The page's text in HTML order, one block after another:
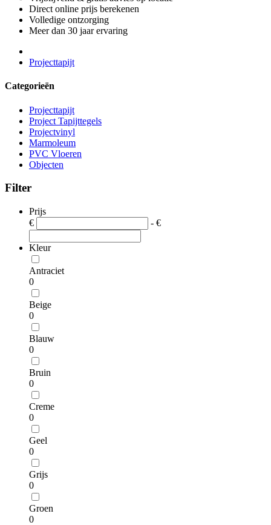
Direct online prijs berekenen
Volledige ontzorging
Meer dan 30 jaar ervaring
Projecttapijt
Categorieën
Projecttapijt
Project Tapijttegels
Projectvinyl
Marmoleum
PVC Vloeren
Objecten
Filter
Prijs
€
- €
Kleur
Antraciet
0
Beige
0
Blauw
0
Bruin
0
Creme
0
Geel
0
Grijs
0
Groen
0